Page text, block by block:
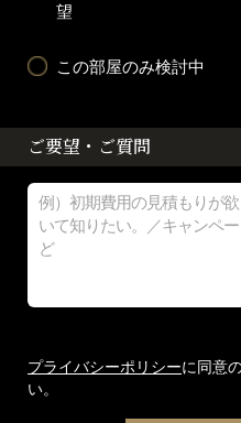
望
この部屋のみ検討中
ご要望・ご質問
プライバシーポリシーに同意
い。